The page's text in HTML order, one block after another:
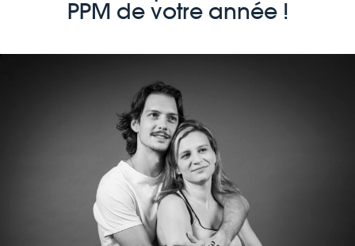
PPM de votre année !